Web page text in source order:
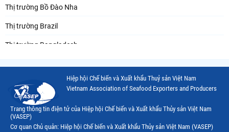
Thị trường Bồ Đào Nha
Thị trường Brazil
Thị trường Bangladesh
Thị trường Canada
Thị trường Ecuador
Thị trường EU
Hiệp hội Chế biến và Xuất khẩu Thuỷ sản Việt Nam
Vietnam Association of Seafood Exporters and Producers
Trang thông tin điện tử của Hiệp hội Chế biến và Xuất khẩu Thủy sản Việt Nam
(VASEP)
Cơ quan Chủ quản: Hiệp hội Chế biến và Xuất khẩu Thủy sản Việt Nam (VASEP)